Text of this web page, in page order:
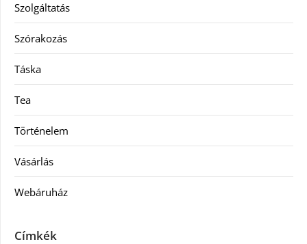
Szolgáltatás
Szórakozás
Táska
Tea
Történelem
Vásárlás
Webáruház
Címkék